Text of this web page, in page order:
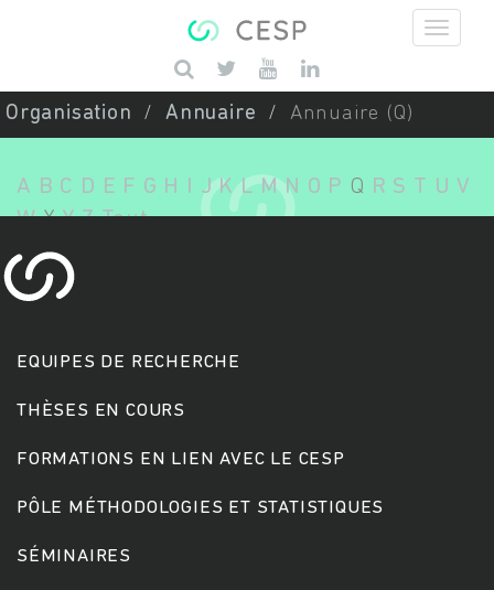
Saisissez vos mots-clés
Organisation Annuaire Annuaire (Q)
A B C D E F G H J K L M N O P Q R S T U V
W X Y Z Tout
EQUIPES DE RECHERCHE
THÈSES EN COURS
FORMATIONS EN LIEN AVEC LE CESP
PÔLE MÉTHODOLOGIES ET STATISTIQUES
SÉMINAIRES